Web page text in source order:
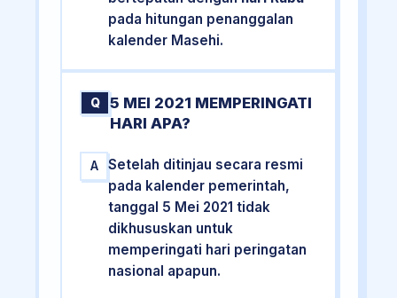
pada hitungan penanggalan
kalender Masehi.
Q
5 MEI 2021 MEMPERINGATI
HARI APA?
A
Setelah ditinjau secara resmi
pada kalender pemerintah,
tanggal 5 Mei 2021 tidak
dikhususkan untuk
memperingati hari peringatan
nasional apapun.